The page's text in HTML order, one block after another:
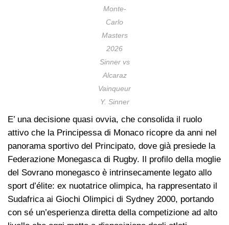
Monte-
Carlo
Masters
2026
Sinner vs
Alcaraz
Vainqueur
Y. Sinner
E’ una decisione quasi ovvia, che consolida il ruolo
attivo che la Principessa di Monaco ricopre da anni nel
panorama sportivo del Principato, dove già presiede la
Federazione Monegasca di Rugby. Il profilo della moglie
del Sovrano monegasco è intrinsecamente legato allo
sport d’élite: ex nuotatrice olimpica, ha rappresentato il
Sudafrica ai Giochi Olimpici di Sydney 2000, portando
con sé un’esperienza diretta della competizione ad alto